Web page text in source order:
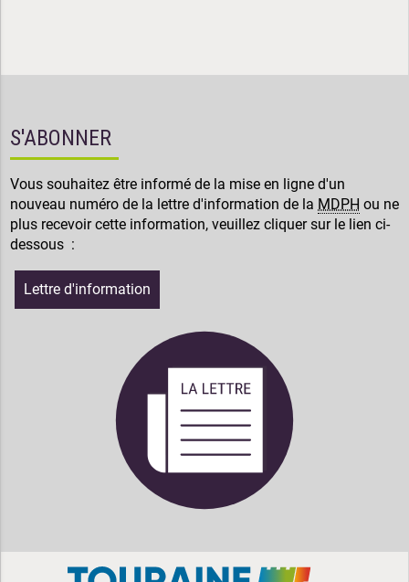
S'ABONNER
Vous souhaitez être informé de la mise en ligne d'un
nouveau numéro de la lettre d'information de la MDPH ou ne
plus recevoir cette information, veuillez cliquer sur le lien ci-
dessous :
Lettre d'information